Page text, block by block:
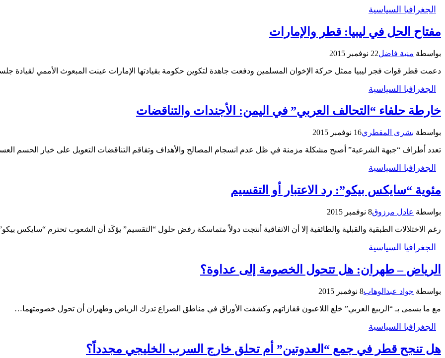
الجغرافيا السياسية
مفتاح الحل في ليبيا: قطر والإمارات
بواسطة منية فاضل22 نوفمبر 2015
دعمت قطر قوات فجر ليبيا ممثل حركة الإخوان المسلمين ودفعت جاهدة لتكوين حكومة بقيادتها الإمارات عينت المبعوث الأممي لقيادة
الجغرافيا السياسية
خارطة حلفاء “التحالف العربي” في اليمن: الأجندات والتناقضات
بواسطة بشرى المقطري16 نوفمبر 2015
تعدد أطراف “جبهة الشرعية” أصبح مشكلة مزمنة في ظل عدم انسجام المصالح والأهداف وتفاقم التناقضات التعويل على خيار الحسم
الجغرافيا السياسية
مئوية “سايكس بيكو”: رد الاعتبار أو التقسيم
بواسطة عادل مرزوق8 نوفمبر 2015
رغم الاختلالات الطبقية والقبلية والطائفية إلا أن الاتفاقية أنتجت دولاً متماسكة رفض حلول “التقسيم” يؤكَد أن الشعوب تحترم “سايكس
الجغرافيا السياسية
الرياض – طهران: هل تتحول الخصومة إلى عداوة؟
بواسطة جواد عبدالوهاب8 نوفمبر 2015
مع ما يسمى بـ “الربيع العربي” خلع اللاعبون قفازاتهم وكشفت الأوراق في مناطق الصراع تدرك الرياض وطهران أن تحول خصومتهما…
الجغرافيا السياسية
هل تنجح قطر في جمع “العدوتين” أم تحلق خارج السرب الخليجي مجدداً؟